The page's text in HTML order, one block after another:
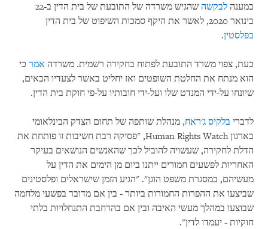
במענה לבקשה
שהגיש משרדה של התובעת של בית הדין ב-22
בינואר 2020, לאשר את היקף סמכות השיפוט של בית הדין
בפלסטין.
כעת, צפוי משרד התובעת לפתוח בחקירה רשמית. משרדה אמר כי
הוא מנתח את החלטת השופטים ואז יחליט באשר לצעדיו הבאים,
שיונחו על-ידי המנדט שלו ועל-ידי חובותיו על-פי חוקת בית הדין.
לדברי בלקיס ג'ראח, מנהלת שותפה של תחום הצדק הבינלאומי
בארגון Human Rights Watch, "פסיקה רבת חשיבות זו פותחת את
הדלת לחקירה, שעשויה להוביל לכך שהאנשים הנושאים בעיקר
האחריות לפשעים חמורים ייתנו ביום מן הימים את הדין על
מעשיהם, במסגרת משפט הוגן". "הגיע הזמן שישראלים ופלסטינים
שביצעו את ההפרות החמורות ביותר - בין אם מדובר בפשעי מלחמה
שבוצעו במהלך מעשי האיבה ובין אם בהרחבת התנחלויות בלתי
חוקיות - יעמדו לדין".